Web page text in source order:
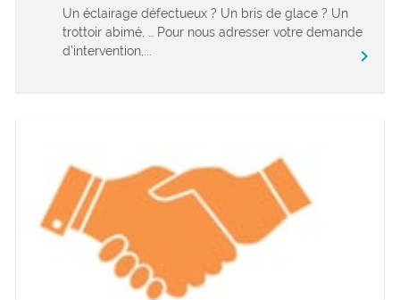
Un éclairage défectueux ? Un bris de glace ? Un
trottoir abimé, … Pour nous adresser votre demande
d’intervention,...
chevron_right